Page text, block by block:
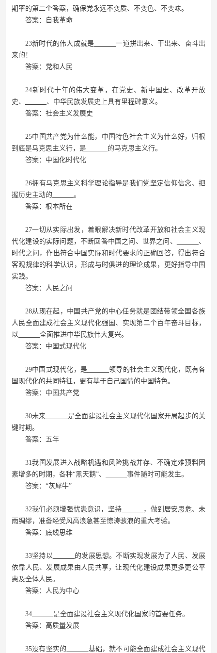
期率的第二个答案，确保党永远不变质、不变色、不变味。
答案：自我革命
23新时代的伟大成就是
一道拼出来、干出来、奋斗出
来的！
答案：党和人民
24新时代十年的伟大变革，在党史、新中国史、改革开放
史、
、中华民族发展史上具有里程碑意义。
答案：社会主义发展史
25中国共产党为什么能，中国特色社会主义为什么好，归根
到底是马克思主义行，是
的马克思主义行。
答案：中国化时代化
26拥有马克思主义科学理论指导是我们党坚定信仰信念、把
握历史主动的
。
答案：根本所在
27一切从实际出发，着眼解决新时代改革开放和社会主义现
代化建设的实际问题，不断回答中国之问、世界之问、
、
时代之问，作出符合中国实际和时代要求的正确回答，得出符合
客观规律的科学认识，形成与时俱进的理论成果，更好指导中国
实践。
答案：人民之问
28从现在起，中国共产党的中心任务就是团结带领全国各族
人民全面建成社会主义现代化强国、实现第二个百年奋斗目标，
以
全面推进中华民族伟大复兴。
答案：中国式现代化
29中国式现代化，是
领导的社会主义现代化，既有各
国现代化的共同特征，更有基于自己国情的中国特色。
答案：中国共产党
30未来
是全面建设社会主义现代化国家开局起步的关
键时期。
答案：五年
31我国发展进入战略机遇和风险挑战并存、不确定难预料因
素增多的时期，各种“黑天鹅”、
事件随时可能发生。
答案：“灰犀牛”
32我们必须增强忧患意识，坚持
，做到居安思危、未
雨绸缪，准备经受风高浪急甚至惊涛骇浪的重大考验。
答案：底线思维
33坚持以
的发展思想。不断实现发展为了人民、发展
依靠人民、发展成果由人民共享，让现代化建设成果更多更公平
惠及全体人民。
答案：人民为中心
34
是全面建设社会主义现代化国家的首要任务。
答案：高质量发展
35没有坚实的
基础，就不可能全面建成社会主义现代